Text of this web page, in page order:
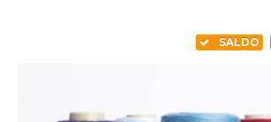
Accedi SALDO